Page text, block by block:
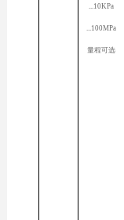
...10KPa
...100MPa
量程可选